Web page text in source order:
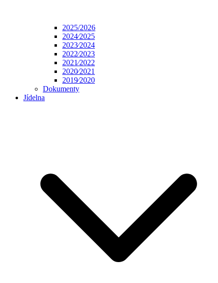
2025/2026
2024⁄2025
2023⁄2024
2022⁄2023
2021⁄2022
2020⁄2021
2019⁄2020
Dokumenty
Jídelna